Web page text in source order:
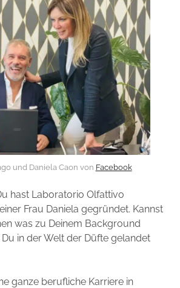
und Daniela Caon von Facebook
hast Laboratorio Olfattivo
Frau Daniela gegründet. Kannst
was zu Deinem Background
in der Welt der Düfte gelandet
ganze berufliche Karriere in